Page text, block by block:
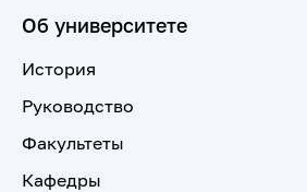
Об университете
История
Руководство
Факультеты
Кафедры